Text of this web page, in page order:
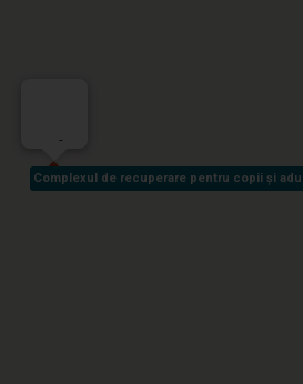
Complexul de recuperare pentru copii și
Complexul de recuperare pentru copii și
-